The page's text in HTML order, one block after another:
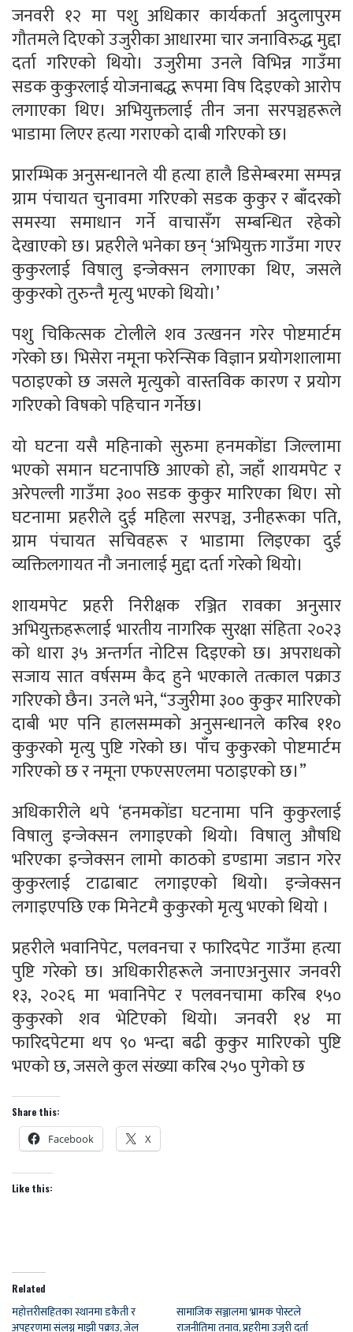
जनवरी १२ मा पशु अधिकार कार्यकर्ता अदुलापुरम
गौतमले दिएको उजुरीका आधारमा चार जनाविरुद्ध मुद्दा
दर्ता गरिएको थियो। उजुरीमा उनले विभिन्न गाउँमा
सडक कुकुरलाई योजनाबद्ध रूपमा विष दिइएको आरोप
लगाएका थिए। अभियुक्तलाई तीन जना सरपञ्चहरूले
भाडामा लिएर हत्या गराएको दाबी गरिएको छ।
प्रारम्भिक अनुसन्धानले यी हत्या हालै डिसेम्बरमा सम्पन्न
ग्राम पंचायत चुनावमा गरिएको सडक कुकुर र बाँदरको
समस्या समाधान गर्ने वाचासँग सम्बन्धित रहेको
देखाएको छ। प्रहरीले भनेका छन् ‘अभियुक्त गाउँमा गएर
कुकुरलाई विषालु इन्जेक्सन लगाएका थिए, जसले
कुकुरको तुरुन्तै मृत्यु भएको थियो।’
पशु चिकित्सक टोलीले शव उत्खनन गरेर पोष्टमार्टम
गरेको छ। भिसेरा नमूना फरेन्सिक विज्ञान प्रयोगशालामा
पठाइएको छ जसले मृत्युको वास्तविक कारण र प्रयोग
गरिएको विषको पहिचान गर्नेछ।
यो घटना यसै महिनाको सुरुमा हनमकोंडा जिल्लामा
भएको समान घटनापछि आएको हो, जहाँ शायमपेट र
अरेपल्ली गाउँमा ३०० सडक कुकुर मारिएका थिए। सो
घटनामा प्रहरीले दुई महिला सरपञ्च, उनीहरूका पति,
ग्राम पंचायत सचिवहरू र भाडामा लिइएका दुई
व्यक्तिलगायत नौ जनालाई मुद्दा दर्ता गरेको थियो।
शायमपेट प्रहरी निरीक्षक रञ्जित रावका अनुसार
अभियुक्तहरूलाई भारतीय नागरिक सुरक्षा संहिता २०२३
को धारा ३५ अन्तर्गत नोटिस दिइएको छ। अपराधको
सजाय सात वर्षसम्म कैद हुने भएकाले तत्काल पक्राउ
गरिएको छैन। उनले भने, “उजुरीमा ३०० कुकुर मारिएको
दाबी भए पनि हालसम्मको अनुसन्धानले करिब ११०
कुकुरको मृत्यु पुष्टि गरेको छ। पाँच कुकुरको पोष्टमार्टम
गरिएको छ र नमूना एफएसएलमा पठाइएको छ।”
अधिकारीले थपे ‘हनमकोंडा घटनामा पनि कुकुरलाई
विषालु इन्जेक्सन लगाइएको थियो। विषालु औषधि
भरिएका इन्जेक्सन लामो काठको डण्डामा जडान गरेर
कुकुरलाई टाढाबाट लगाइएको थियो। इन्जेक्सन
लगाइएपछि एक मिनेटमै कुकुरको मृत्यु भएको थियो ।
प्रहरीले भवानिपेट, पलवनचा र फारिदपेट गाउँमा हत्या
पुष्टि गरेको छ। अधिकारीहरूले जनाएअनुसार जनवरी
१३, २०२६ मा भवानिपेट र पलवनचामा करिब १५०
कुकुरको शव भेटिएको थियो। जनवरी १४ मा
फारिदपेटमा थप ९० भन्दा बढी कुकुर मारिएको पुष्टि
भएको छ, जसले कुल संख्या करिब २५० पुगेको छ
Share this:
Facebook X
Like this:
Related
महोत्तरीसहितका स्थानमा डकैती र
अपहरणमा संलग्न माझी पक्राउ, जेल
सामाजिक सञ्जालमा भ्रामक पोस्टले
राजनीतिमा तनाव, प्रहरीमा उजुरी दर्ता